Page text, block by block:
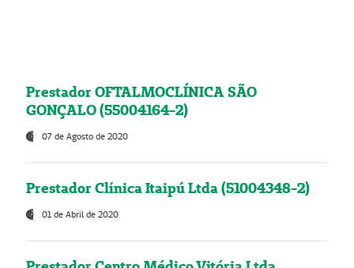
Prestador OFTALMOCLÍNICA SÃO
GONÇALO (55004164-2)
07 de Agosto de 2020
Prestador Clínica Itaipú Ltda (51004348-2)
01 de Abril de 2020